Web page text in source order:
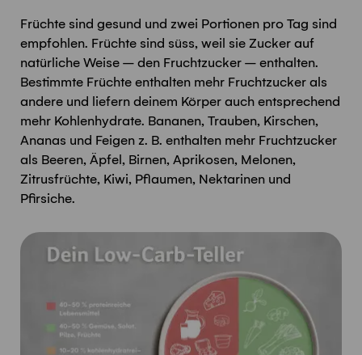
Früchte sind gesund und zwei Portionen pro Tag sind
empfohlen. Früchte sind süss, weil sie Zucker auf
natürliche Weise – den Fruchtzucker – enthalten.
Bestimmte Früchte enthalten mehr Fruchtzucker als
andere und liefern deinem Körper auch entsprechend
mehr Kohlenhydrate. Bananen, Trauben, Kirschen,
Ananas und Feigen z. B. enthalten mehr Fruchtzucker
als Beeren, Äpfel, Birnen, Aprikosen, Melonen,
Zitrusfrüchte, Kiwi, Pflaumen, Nektarinen und
Pfirsiche.